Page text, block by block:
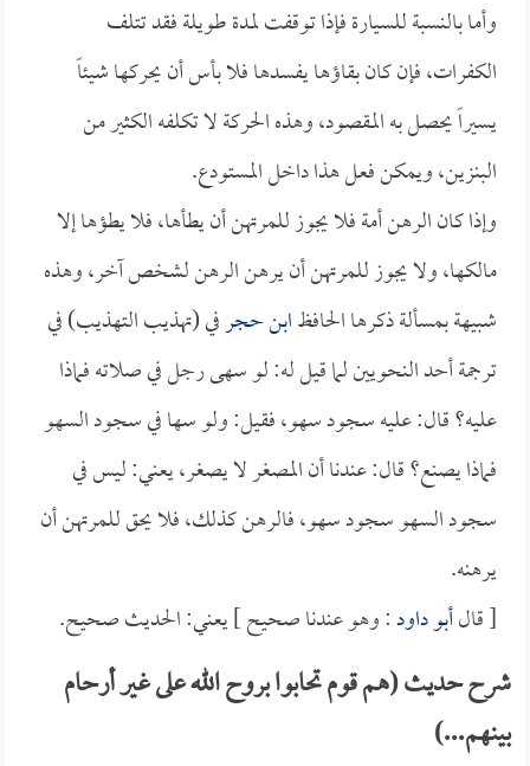
وأما بالنسبة للسيارة فإذا توقفت لمدة طويلة فقد تتلف
الكفرات، فإن كان بقاؤها يفسدها فلا بأس أن يحركها شيئاً
يسيراً يحصل به المقصود، وهذه الحركة لا تكلفه الكثير من
البنزين، ويمكن فعل هذا داخل المستودع.
وإذا كان الرهن أمة فلا يجوز للمرتهن أن يطأها، فلا يطؤها إلا
مالكها، ولا يجوز للمرتهن أن يرهن الرهن لشخص آخر، وهذه
شبيهة بمسألة ذكرها الحافظابن حجرفي (تهذيب التهذيب) في
ترجمة أحد النحويين لما قيل له: لو سهى رجل في صلاته فماذا
عليه؟ قال: عليه سجود سهو، فقيل: ولو سها في سجود السهو
فماذا يصنع؟ قال: عندنا أن المصغر لا يصغر، يعني: ليس في
سجود السهو سجود سهو، فالرهن كذلك، فلا يحق للمرتهن أن
يرهنه.
[ قالأبو داود: وهو عندنا صحيح ] يعني: الحديث صحيح.
شرح حديث (هم قوم تحابوا بروح الله على غير أرحام
بينهم...)